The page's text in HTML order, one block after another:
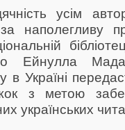
усім
наполегливу
Ейнулла
Україні
з метою
українських